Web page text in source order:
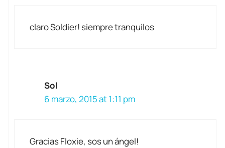
claro Soldier! siempre tranquilos
Sol
6 marzo, 2015 at 1:11 pm
Gracias Floxie, sos un ángel!